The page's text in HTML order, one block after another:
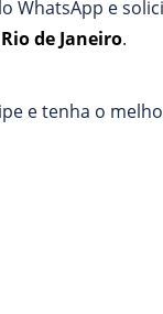
WhatsApp e
de Janeiro.
e tenha o